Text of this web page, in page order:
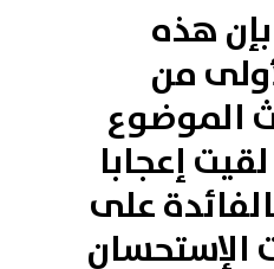
بإن هذه
من
الموضوع
إعجابا
على
الإستحسان